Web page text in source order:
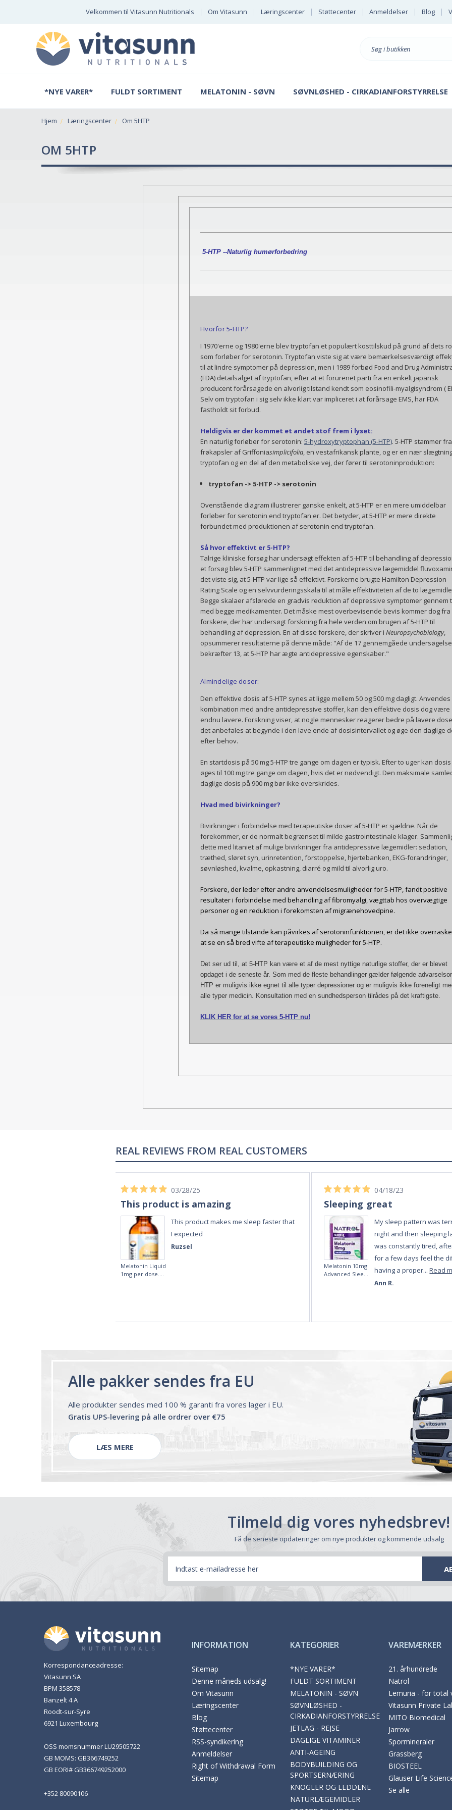
Velkommen til Vitasunn Nutritionals Om Vitasunn Læringscenter Støttecenter Anmeldelser Blog
Søg
*NYE VARER* FULDT SORTIMENT MELATONIN - SØVN SØVNLØSHED - CIRKADIANFORSTYRRELSE
Hjem Læringscenter Om 5HTP
OM 5HTP
5-HTP --Naturlig humørforbedring
Hvorfor 5-HTP?
I 1970'erne og 1980'erne blev tryptofan et populært kosttilskud på grund af dets
som forløber for serotonin. Tryptofan viste sig at være bemærkelsesværdigt
til at lindre symptomer på depression, men i 1989 forbød Food and Drug
(FDA) detailsalget af tryptofan, efter at et forurenet parti fra en enkelt japansk
producent forårsagede en alvorlig tilstand kendt som eosinofili-myalgisyndrom (
Selv om tryptofan i sig selv ikke klart var impliceret i at forårsage EMS, har FDA
fastholdt sit forbud.
Heldigvis er der kommet et andet stof frem i lyset:
En naturlig forløber for serotonin: 5-hydroxytryptophan (5-HTP). 5-HTP stammer fra
frøkapsler af Griffoniasimplicifolia, en vestafrikansk plante, og er en nær
tryptofan og en del af den metaboliske vej, der fører til serotoninproduktion:
tryptofan -> 5-HTP -> serotonin
Ovenstående diagram illustrerer ganske enkelt, at 5-HTP er en mere umiddelbar
forløber for serotonin end tryptofan er. Det betyder, at 5-HTP er mere direkte
forbundet med produktionen af serotonin end tryptofan.
Så hvor effektivt er 5-HTP?
Talrige kliniske forsøg har undersøgt effekten af 5-HTP til behandling af
et forsøg blev 5-HTP sammenlignet med det antidepressive lægemiddel
det viste sig, at 5-HTP var lige så effektivt. Forskerne brugte Hamilton Depression
Rating Scale og en selvvurderingsskala til at måle effektiviteten af de to
Begge skalaer afslørede en gradvis reduktion af depressive symptomer gennem
med begge medikamenter. Det måske mest overbevisende bevis kommer dog fra
forskere, der har undersøgt forskning fra hele verden om brugen af 5-HTP til
behandling af depression. En af disse forskere, der skriver i Neuropsychobiology,
opsummerer resultaterne på denne måde: "Af de 17 gennemgåede
bekræfter 13, at 5-HTP har ægte antidepressive egenskaber."
Almindelige doser:
Den effektive dosis af 5-HTP synes at ligge mellem 50 og 500 mg dagligt. Anvendes
kombination med andre antidepressive stoffer, kan den effektive dosis dog være
endnu lavere. Forskning viser, at nogle mennesker reagerer bedre på lavere
det anbefales at begynde i den lave ende af dosisintervallet og øge den daglige
efter behov.
En startdosis på 50 mg 5-HTP tre gange om dagen er typisk. Efter to uger kan dosis
øges til 100 mg tre gange om dagen, hvis det er nødvendigt. Den maksimale
daglige dosis på 900 mg bør ikke overskrides.
Hvad med bivirkninger?
Bivirkninger i forbindelse med terapeutiske doser af 5-HTP er sjældne. Når de
forekommer, er de normalt begrænset til milde gastrointestinale klager.
dette med litaniet af mulige bivirkninger fra antidepressive lægemidler: sedation,
træthed, sløret syn, urinretention, forstoppelse, hjertebanken, EKG-forandringer,
søvnløshed, kvalme, opkastning, diarré og mild til alvorlig uro.
Forskere, der leder efter andre anvendelsesmuligheder for 5-HTP, fandt positive
resultater i forbindelse med behandling af fibromyalgi, vægttab hos overvægtige
personer og en reduktion i forekomsten af migrænehovedpine.
Da så mange tilstande kan påvirkes af serotoninfunktionen, er det ikke
at se en så bred vifte af terapeutiske muligheder for 5-HTP.
Det ser ud til, at 5-HTP kan være et af de mest nyttige naturlige stoffer, der er blevet
opdaget i de seneste år. Som med de fleste behandlinger gælder følgende
HTP er muligvis ikke egnet til alle typer depressioner og er muligvis ikke foreneligt
alle typer medicin. Konsultation med en sundhedsperson tilrådes på det kraftigste.
KLIK HER for at se vores 5-HTP nu!
REAL REVIEWS FROM REAL CUSTOMERS
It works really well, I use it every night
before bed and I sleep so well and so
fast. I really recommend it.
Alle pakker sendes fra EU
Alle produkter sendes med 100 % garanti fra vores lager i EU.
Gratis UPS-levering på alle ordrer over €75
LÆS MERE
Tilmeld dig vores nyhedsbrev!
Få de seneste opdateringer om nye produkter og kommende udsalg
Korrespondanceadresse:
Vitasunn SA
BPM 358578
Banzelt 4 A
Roodt-sur-Syre
6921 Luxembourg
OSS momsnummer LU29505722
GB MOMS: GB366749252
GB EORI# GB366749252000
+352 80090106
INFORMATION
Sitemap
Denne måneds udsalg!
Om Vitasunn
Læringscenter
Blog
Støttecenter
RSS-syndikering
Anmeldelser
Right of Withdrawal Form
Sitemap
KATEGORIER
*NYE VARER*
FULDT SORTIMENT
MELATONIN - SØVN
SØVNLØSHED -
CIRKADIANFORSTYRRELSE
JETLAG - REJSE
DAGLIGE VITAMINER
ANTI-AGEING
BODYBUILDING OG
SPORTSERNÆRING
KNOGLER OG LEDDENE
NATURLÆGEMIDLER
VAREMÆRKER
21. århundrede
Natrol
Lemuria - for total
Vitasunn Private
MITO Biomedical
Jarrow
Spormineraler
Grassberg
BIOSTEEL
Glauser Life
Se alle